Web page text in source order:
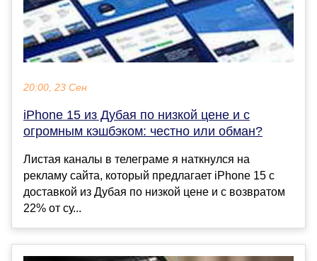
20:00, 23 Сен
iPhone 15 из Дубая по низкой цене и с
огромным кэшбэком: честно или обман?
Листая каналы в телеграме я наткнулся на
рекламу сайта, который предлагает iPhone 15 с
доставкой из Дубая по низкой цене и с возвратом
22% от су...